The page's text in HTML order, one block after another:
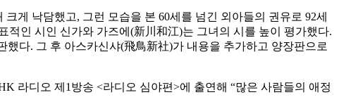
게 낙담했고, 그런 모습을 본 60세를 넘긴 외아들의 권유로 92세
적인 시인 신가와 가즈에(新川和江)는 그녀의 시를 높이 평가했다.
했다. 그 후 아스카신샤(飛鳥新社)가 내용을 추가하고 양장판으로
라디오 제1방송 <라디오 심야편>에 출연해 “많은 사람들의 애정